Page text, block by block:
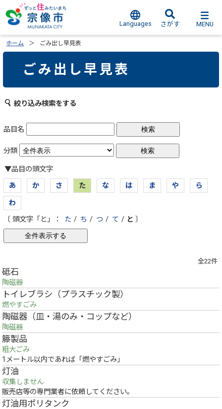
Languages さがす MENU
ホーム ごみ出し早見表
ごみ出し早見表
絞り込み検索をする
品目名
分類
▼品目の頭文字
あ
か さ た な は ま や ら
わ
〔 頭文字「と」：
た / ち / つ / て / と 〕
全22件
砥石
陶磁器
トイレブラシ（プラスチック製）
燃やすごみ
陶磁器（皿・湯のみ・コップなど）
陶磁器
籐製品
粗大ごみ
1メートル以内であれば「燃やすごみ」
灯油
収集しません
販売店等の専門業者に依頼してください。
灯油用ポリタンク